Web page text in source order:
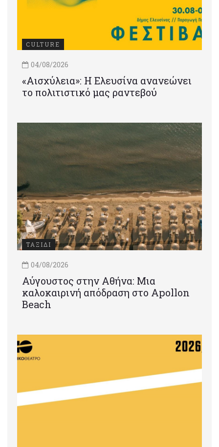
CULTURE
04/08/2026
«Αισχύλεια»: Η Ελευσίνα ανανεώνει
το πολιτιστικό μας ραντεβού
ΤΑΞΙΔΙ
04/08/2026
Αύγουστος στην Αθήνα: Μια
καλοκαιρινή απόδραση στο Apollon
Beach